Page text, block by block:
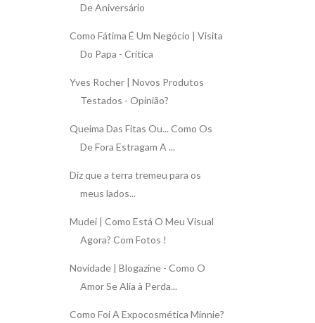
De Aniversário
Como Fátima É Um Negócio | Visita
Do Papa - Crítica
Yves Rocher | Novos Produtos
Testados - Opinião?
Queima Das Fitas Ou... Como Os
De Fora Estragam A ...
Diz que a terra tremeu para os
meus lados...
Mudei | Como Está O Meu Visual
Agora? Com Fotos !
Novidade | Blogazine - Como O
Amor Se Alia à Perda...
Como Foi A Expocosmética Minnie?